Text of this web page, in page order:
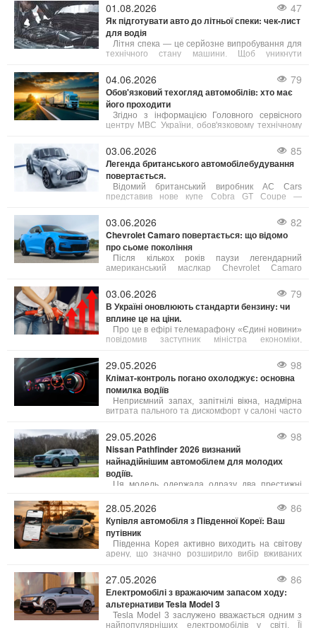
01.08.2026 47
Як підготувати авто до літньої спеки: чек-лист
для водія
Літня спека — це серйозне випробування для
технічного стану машини. Щоб уникнути
04.06.2026 79
Обов'язковий техогляд автомобілів: хто має
його проходити
Згідно з інформацією Головного сервісного
центру МВС України, обов'язковому технічному
автомобілі, а також автобуси, маршрутні таксі та
таксі.
03.06.2026 85
Легенда британського автомобілебудування
повертається.
Відомий британський виробник AC Cars
представив нове купе Cobra GT Coupe —
03.06.2026 82
Chevrolet Camaro повертається: що відомо
про сьоме покоління
Після кількох років паузи легендарний
американський маслкар Chevrolet Camaro
бренду. За даними джерел, близьких до General
Motors, компанія активно розробляє сьоме
покоління культового спорткара.
03.06.2026 79
В Україні оновлюють стандарти бензину: чи
вплине це на ціни.
Про це в ефірі телемарафону «Єдині новини»
повідомив заступник міністра економіки,
29.05.2026 98
Клімат-контроль погано охолоджує: основна
помилка водіїв
Неприємний запах, запітнілі вікна, надмірна
витрата пального та дискомфорт у салоні часто
контролю. Багато водіїв вмикають систему на
максимум, не усвідомлюючи, що це може
негативно впливати не лише на комфорт, а й на
сам автомобіль.
29.05.2026 98
Nissan Pathfinder 2026 визнаний
найнадійнішим автомобілем для молодих
водіїв.
Ця модель одержала одразу два престижні
(Insurance Institute for Highway Safety) та
видання Consumer Reports включили її до
щорічного рейтингу «Найкращі нові авто для
підлітків». Це визнання збіглося з рекордними
роздрібними продажами автомобіля у квітні.
28.05.2026 86
Купівля автомобіля з Південної Кореї: Ваш
путівник
Південна Корея активно виходить на світову
арену, що значно розширило вибір вживаних
розглянемо, що робить корейські авто такими
привабливими, особливості їхнього ринку та всі
переваги такого вибору.
27.05.2026 86
Електромобілі з вражаючим запасом ходу:
альтернативи Tesla Model 3
Tesla Model 3 заслужено вважається одним з
найпопулярніших електромобілів у світі. Її